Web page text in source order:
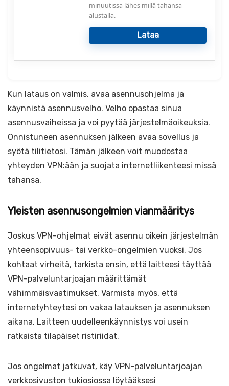
minuutissa lähes millä tahansa
alustalla.
Lataa
Kun lataus on valmis, avaa asennusohjelma ja
käynnistä asennusvelho. Velho opastaa sinua
asennusvaiheissa ja voi pyytää järjestelmäoikeuksia.
Onnistuneen asennuksen jälkeen avaa sovellus ja
syötä tilitietosi. Tämän jälkeen voit muodostaa
yhteyden VPN:ään ja suojata internetliikenteesi missä
tahansa.
Yleisten asennusongelmien vianmääritys
Joskus VPN-ohjelmat eivät asennu oikein järjestelmän
yhteensopivuus- tai verkko-ongelmien vuoksi. Jos
kohtaat virheitä, tarkista ensin, että laitteesi täyttää
VPN-palveluntarjoajan määrittämät
vähimmäisvaatimukset. Varmista myös, että
internetyhteytesi on vakaa latauksen ja asennuksen
aikana. Laitteen uudelleenkäynnistys voi usein
ratkaista tilapäiset ristiriidat.
Jos ongelmat jatkuvat, käy VPN-palveluntarjoajan
verkkosivuston tukiosiossa löytääksesi